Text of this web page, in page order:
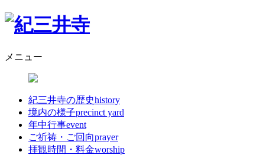
メニュー
紀三井寺の歴史history
境内の様子precinct yard
年中行事event
ご祈祷・ご回向prayer
拝観時間・料金worship